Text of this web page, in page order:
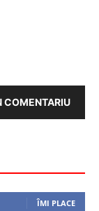
COMENTARIU
ÎMI PLACE